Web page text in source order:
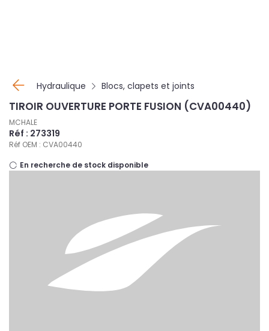
Hydraulique Blocs, clapets et joints
TIROIR OUVERTURE PORTE FUSION (CVA00440)
MCHALE
Réf : 273319
Réf OEM : CVA00440
En recherche de stock disponible